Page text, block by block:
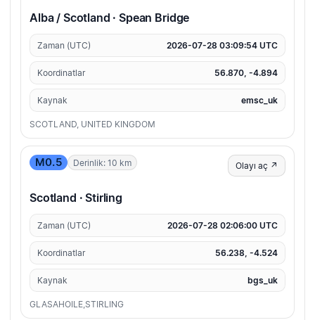
Alba / Scotland · Spean Bridge
Zaman (UTC) 2026-07-28 03:09:54 UTC
Koordinatlar 56.870, -4.894
Kaynak emsc_uk
SCOTLAND, UNITED KINGDOM
M0.5 Derinlik: 10 km Olayı aç ↗
Scotland · Stirling
Zaman (UTC) 2026-07-28 02:06:00 UTC
Koordinatlar 56.238, -4.524
Kaynak bgs_uk
GLASAHOILE,STIRLING